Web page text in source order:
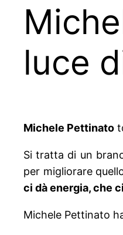
luce
Michele Pettinato
Si tratta di un
per migliorare
ci dà energia, che
Michele Pettinato